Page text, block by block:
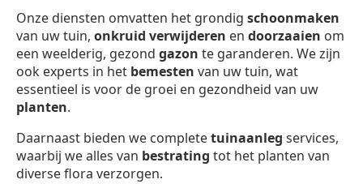
Onze diensten omvatten het grondig schoonmaken
van uw tuin, onkruid verwijderen en doorzaaien om
een weelderig, gezond gazon te garanderen. We zijn
ook experts in het bemesten van uw tuin, wat
essentieel is voor de groei en gezondheid van uw
planten.
Daarnaast bieden we completetuinaanleg services,
waarbij we alles van bestrating tot het planten van
diverse flora verzorgen.